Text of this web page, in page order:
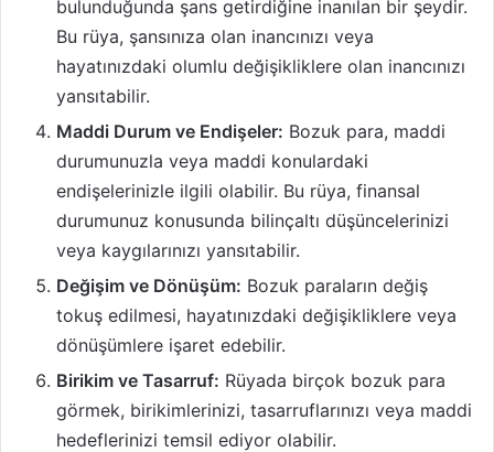
bulunduğunda şans getirdiğine inanılan bir şeydir.
Bu rüya, şansınıza olan inancınızı veya
hayatınızdaki olumlu değişikliklere olan inancınızı
yansıtabilir.
Maddi Durum ve Endişeler: Bozuk para, maddi
durumunuzla veya maddi konulardaki
endişelerinizle ilgili olabilir. Bu rüya, finansal
durumunuz konusunda bilinçaltı düşüncelerinizi
veya kaygılarınızı yansıtabilir.
Değişim ve Dönüşüm: Bozuk paraların değiş
tokuş edilmesi, hayatınızdaki değişikliklere veya
dönüşümlere işaret edebilir.
Birikim ve Tasarruf: Rüyada birçok bozuk para
görmek, birikimlerinizi, tasarruflarınızı veya maddi
hedeflerinizi temsil ediyor olabilir.